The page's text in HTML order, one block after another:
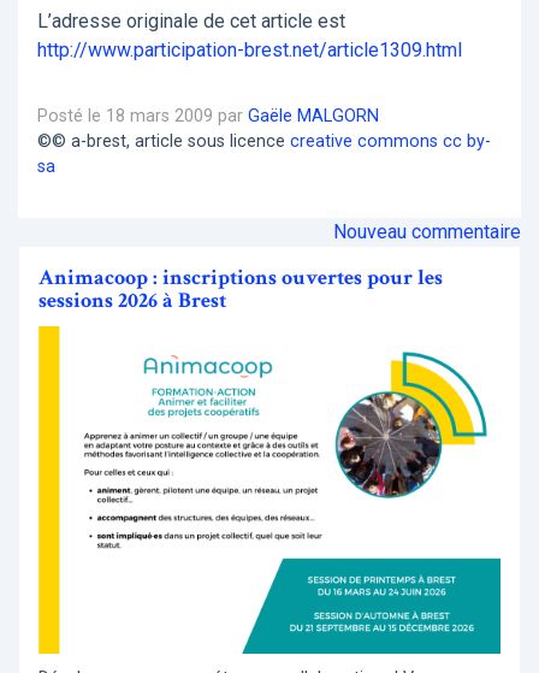
L’adresse originale de cet article est
http://www.participation-brest.net/article1309.html
Posté le 18 mars 2009 par Gaële MALGORN
©© a-brest, article sous licence creative commons cc by-
sa
Nouveau commentaire
Animacoop : inscriptions ouvertes pour les
sessions 2026 à Brest